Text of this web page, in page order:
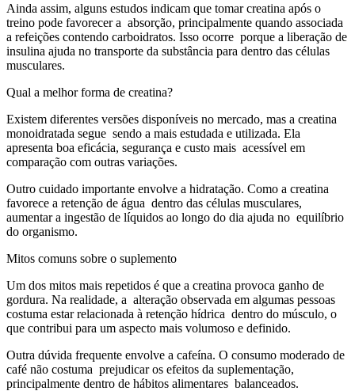
Ainda assim, alguns estudos indicam que tomar creatina após o
treino pode favorecer a absorção, principalmente quando associada
a refeições contendo carboidratos. Isso ocorre porque a liberação de
insulina ajuda no transporte da substância para dentro das células
musculares.
Qual a melhor forma de creatina?
Existem diferentes versões disponíveis no mercado, mas a creatina
monoidratada segue sendo a mais estudada e utilizada. Ela
apresenta boa eficácia, segurança e custo mais acessível em
comparação com outras variações.
Outro cuidado importante envolve a hidratação. Como a creatina
favorece a retenção de água dentro das células musculares,
aumentar a ingestão de líquidos ao longo do dia ajuda no equilíbrio
do organismo.
Mitos comuns sobre o suplemento
Um dos mitos mais repetidos é que a creatina provoca ganho de
gordura. Na realidade, a alteração observada em algumas pessoas
costuma estar relacionada à retenção hídrica dentro do músculo, o
que contribui para um aspecto mais volumoso e definido.
Outra dúvida frequente envolve a cafeína. O consumo moderado de
café não costuma prejudicar os efeitos da suplementação,
principalmente dentro de hábitos alimentares balanceados.